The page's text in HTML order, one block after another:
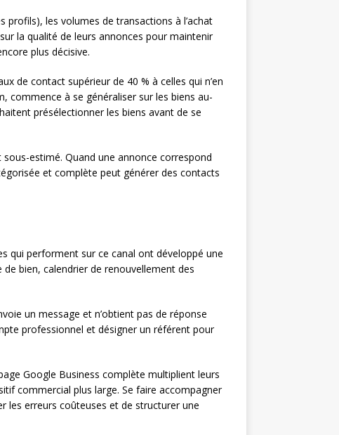
profils), les volumes de transactions à l’achat
la qualité de leurs annonces pour maintenir
plus décisive.
de contact supérieur de 40 % à celles qui n’en
commence à se généraliser sur les biens au-
présélectionner les biens avant de se
estimé. Quand une annonce correspond
et complète peut générer des contacts
qui performent sur ce canal ont développé une
bien, calendrier de renouvellement des
un message et n’obtient pas de réponse
professionnel et désigner un référent pour
Google Business complète multiplient leurs
commercial plus large. Se faire accompagner
les erreurs coûteuses et de structurer une